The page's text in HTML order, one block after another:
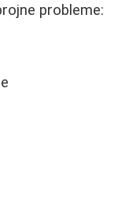
probleme: